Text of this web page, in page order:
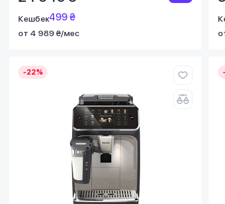
Кешбек499 ₴
от 4 989 ₴/мес
-22%